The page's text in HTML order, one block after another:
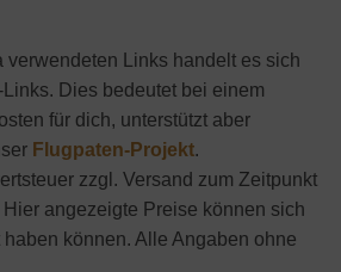
verwendeten Links handelt es sich
Dies bedeutet bei einem
für dich, unterstützt aber
Flugpaten-Projekt.
zzgl. Versand zum Zeitpunkt
angezeigte Preise können sich
können. Alle Angaben ohne